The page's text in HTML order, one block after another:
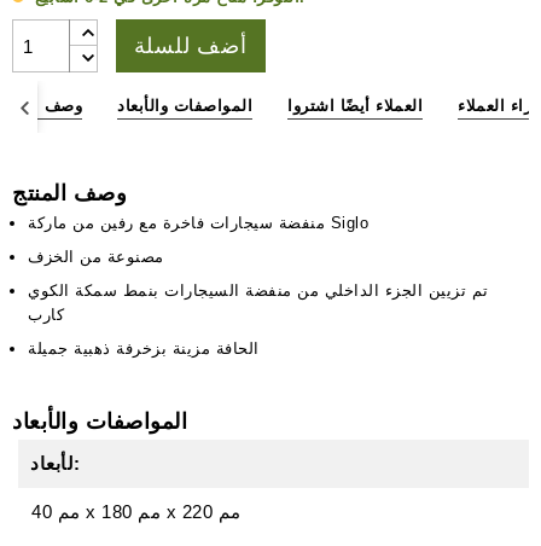
أضف للسلة
وصف المواصفات والأبعاد العملاء أيضًا اشتروا آراء العملاء
وصف المنتج
منفضة سيجارات فاخرة مع رفين من ماركة Siglo
مصنوعة من الخزف
تم تزيين الجزء الداخلي من منفضة السيجارات بنمط سمكة الكوي
كارب
الحافة مزينة بزخرفة ذهبية جميلة
المواصفات والأبعاد
لأبعاد:
40 مم x 180 مم x 220 مم